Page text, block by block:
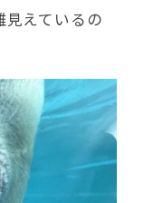
えているの